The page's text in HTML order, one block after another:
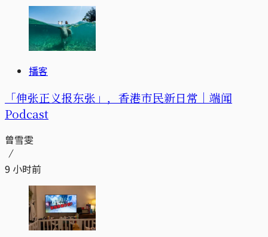
播客
「伸张正义报东张」，香港市民新日常｜端闻
Podcast
曾雪雯
9 小时前